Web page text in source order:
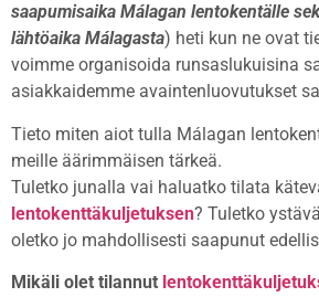
saapumisaika Málagan lentokentälle
lähtöaika Málagasta) heti kun ne ovat
voimme organisoida runsaslukuisina
asiakkaidemme avaintenluovutukset
Tieto miten aiot tulla Málagan
meille äärimmäisen tärkeä.
Tuletko junalla vai haluatko tilata
lentokenttäkuljetuksen? Tuletko
oletko jo mahdollisesti saapunut
Mikäli olet tilannut